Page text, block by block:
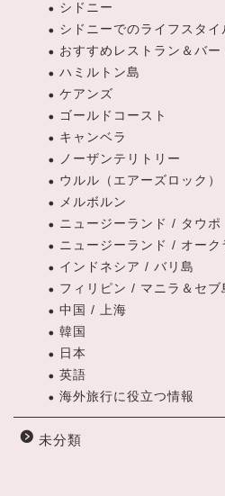
シドニー
シドニーでのライフスタイ
おすすめレストラン＆バー
ハミルトン島
ケアンズ
ゴールドコースト
キャンベラ
ノーザンテリトリー
ウルル（エアーズロック）
メルボルン
ニュージーランド / タウポ
ニュージーランド / オーク
インドネシア / バリ島
フィリピン / マニラ＆セブ
中国 / 上海
韓国
日本
英語
海外旅行に役立つ情報
未分類